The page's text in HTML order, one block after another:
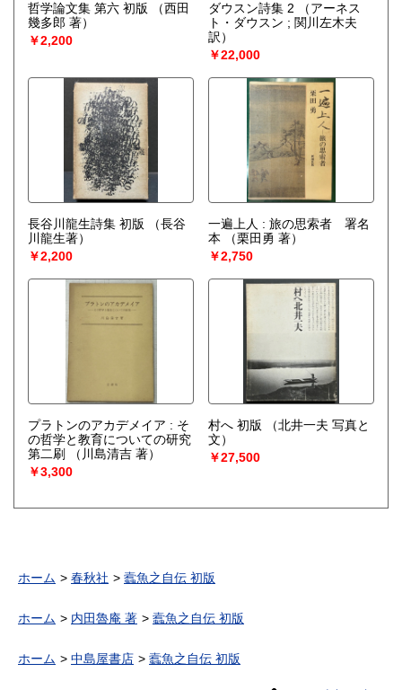
哲学論文集 第六 初版
（西田
幾多郎 著）
￥2,200
ダウスン詩集 2
（アーネス
ト・ダウスン ; 関川左木夫
訳）
￥22,000
長谷川龍生詩集 初版
（長谷
川龍生著）
￥2,200
一遍上人 : 旅の思索者 署名
本
（栗田勇 著）
￥2,750
プラトンのアカデメイア : そ
の哲学と教育についての研究
第二刷
（川島清吉 著）
￥3,300
村へ 初版
（北井一夫 写真と
文）
￥27,500
ホーム 春秋社 蠧魚之自伝 初版
ホーム 内田魯庵 著 蠧魚之自伝 初版
ホーム 中島屋書店 蠧魚之自伝 初版